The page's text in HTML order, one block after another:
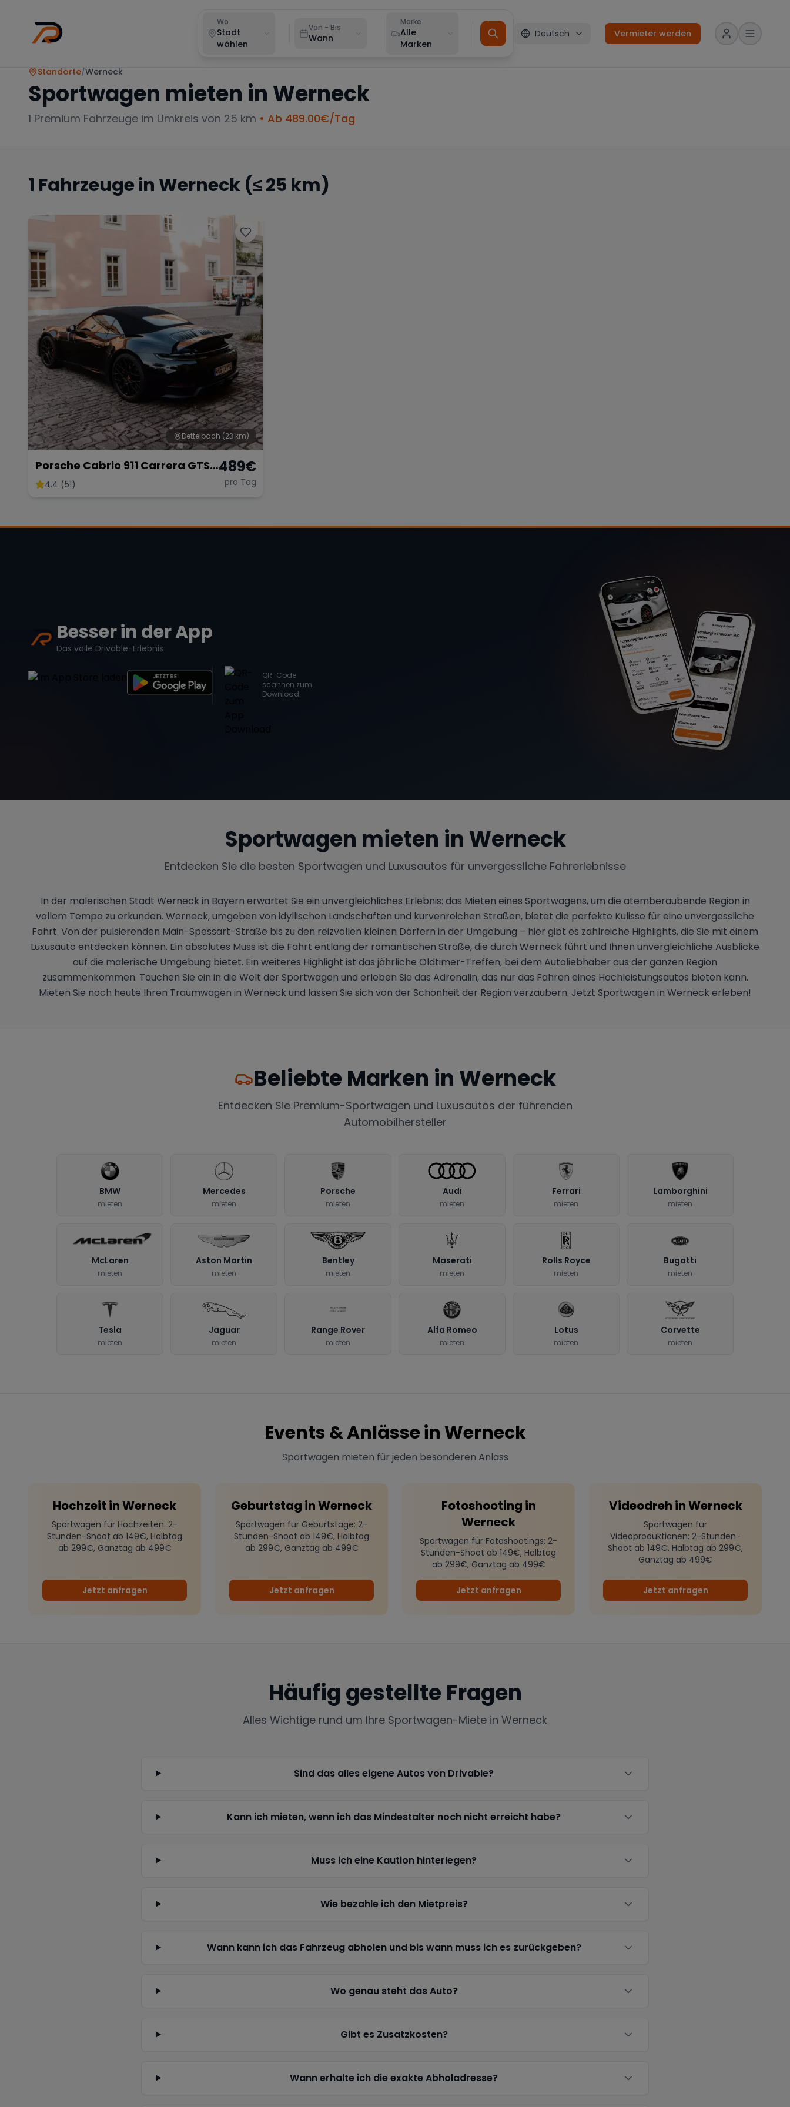
Wo
Stadt
wählen
Von - Bis
Wann
Marke
Alle
Marken
Deutsch Vermieter werden
Standorte/Werneck
Sportwagen mieten in Werneck
1 Premium Fahrzeuge im Umkreis von 25 km • Ab 489.00€/Tag
1 Fahrzeuge in Werneck (≤ 25 km)
Dettelbach (23 km)
Porsche Cabrio 911 Carrera GTS
mieten
4.4 (51)
489€
pro Tag
Besser in der App
Das volle Drivable-Erlebnis
QR-Code
scannen zum
Download
Sportwagen mieten in Werneck
Entdecken Sie die besten Sportwagen und Luxusautos für unvergessliche Fahrerlebnisse
In der malerischen Stadt Werneck in Bayern erwartet Sie ein unvergleichliches Erlebnis: das Mieten eines Sportwagens, um die atemberaubende Region in
vollem Tempo zu erkunden. Werneck, umgeben von idyllischen Landschaften und kurvenreichen Straßen, bietet die perfekte Kulisse für eine unvergessliche
Fahrt. Von der pulsierenden Main-Spessart-Straße bis zu den reizvollen kleinen Dörfern in der Umgebung – hier gibt es zahlreiche Highlights, die Sie mit einem
Luxusauto entdecken können. Ein absolutes Muss ist die Fahrt entlang der romantischen Straße, die durch Werneck führt und Ihnen unvergleichliche Ausblicke
auf die malerische Umgebung bietet. Ein weiteres Highlight ist das jährliche Oldtimer-Treffen, bei dem Autoliebhaber aus der ganzen Region
zusammenkommen. Tauchen Sie ein in die Welt der Sportwagen und erleben Sie das Adrenalin, das nur das Fahren eines Hochleistungsautos bieten kann.
Mieten Sie noch heute Ihren Traumwagen in Werneck und lassen Sie sich von der Schönheit der Region verzaubern. Jetzt Sportwagen in Werneck erleben!
Beliebte Marken in Werneck
Entdecken Sie Premium-Sportwagen und Luxusautos der führenden
Automobilhersteller
BMW
mieten
Mercedes
mieten
Porsche
mieten
Audi
mieten
Ferrari
mieten
Lamborghini
mieten
McLaren
mieten
Aston Martin
mieten
Bentley
mieten
Maserati
mieten
Rolls Royce
mieten
Bugatti
mieten
Tesla
mieten
Jaguar
mieten
Range Rover
mieten
Alfa Romeo
mieten
Lotus
mieten
Corvette
mieten
Events & Anlässe in Werneck
Sportwagen mieten für jeden besonderen Anlass
Hochzeit inWerneck
Sportwagen für Hochzeiten: 2-
Stunden-Shoot ab 149€, Halbtag
ab 299€, Ganztag ab 499€
Jetzt anfragen
Geburtstag inWerneck
Sportwagen für Geburtstage: 2-
Stunden-Shoot ab 149€, Halbtag
ab 299€, Ganztag ab 499€
Jetzt anfragen
Fotoshooting in
Werneck
Sportwagen für Fotoshootings: 2-
Stunden-Shoot ab 149€, Halbtag
ab 299€, Ganztag ab 499€
Jetzt anfragen
Videodreh inWerneck
Sportwagen für
Videoproduktionen: 2-Stunden-
Shoot ab 149€, Halbtag ab 299€,
Ganztag ab 499€
Jetzt anfragen
Häufig gestellte Fragen
Alles Wichtige rund um Ihre Sportwagen-Miete in Werneck
Sind das alles eigene Autos von Drivable?
Kann ich mieten, wenn ich das Mindestalter noch nicht erreicht habe?
Muss ich eine Kaution hinterlegen?
Wie bezahle ich den Mietpreis?
Wann kann ich das Fahrzeug abholen und bis wann muss ich es zurückgeben?
Wo genau steht das Auto?
Gibt es Zusatzkosten?
Wann erhalte ich die exakte Abholadresse?